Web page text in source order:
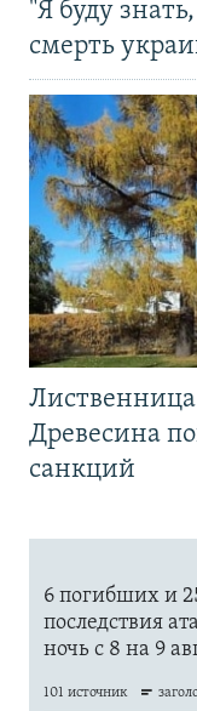
"Я буду
смерть
Древесина
санкций